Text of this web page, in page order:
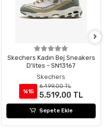
Skechers Kadın Bej Sneakers
D'lites - SN13167
Skechers
%15
6.499,00 TL
5.519,00 TL
Sepete Ekle